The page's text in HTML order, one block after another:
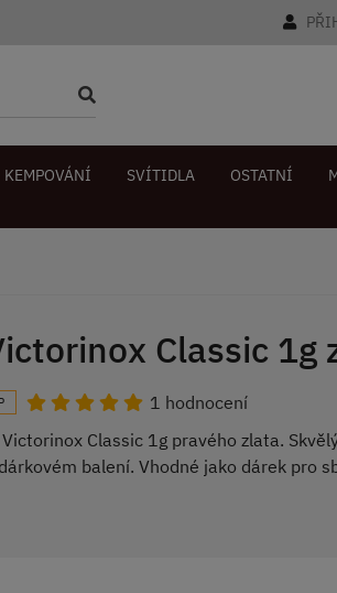
KEMPOVÁNÍ SVÍTIDLA OSTATNÍ
Classic 1g
1 hodnocení
Classic 1g pravého zlata.
balení. Vhodné jako dárek pro